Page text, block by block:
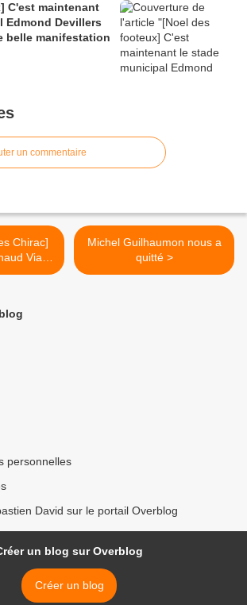
C'est maintenant
Edmond Devillers
belle manifestation
un commentaire
Viala,
André At
Michel Guilhaumon nous a
quitté >
personnelles
David sur le portail Overblog
un blog sur Overblog
Créer un blog